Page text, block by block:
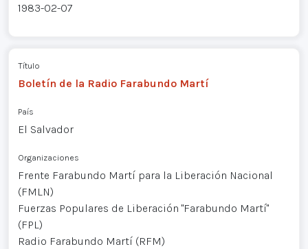
1983-02-07
Título
Boletín de la Radio Farabundo Martí
País
El Salvador
Organizaciones
Frente Farabundo Martí para la Liberación Nacional
(FMLN)
Fuerzas Populares de Liberación "Farabundo Martí"
(FPL)
Radio Farabundo Martí (RFM)